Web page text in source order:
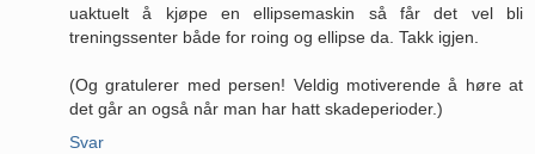
uaktuelt å kjøpe en ellipsemaskin så får det vel bli
treningssenter både for roing og ellipse da. Takk igjen.
(Og gratulerer med persen! Veldig motiverende å høre at
det går an også når man har hatt skadeperioder.)
Svar